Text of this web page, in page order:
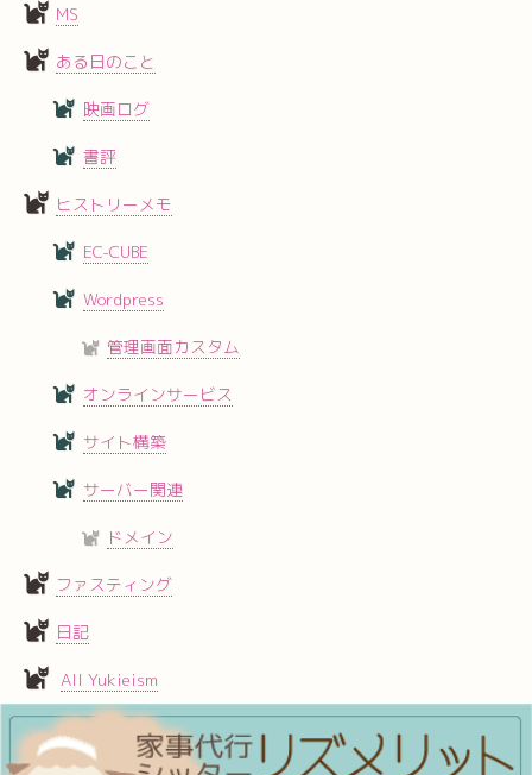
MS
ある日のこと
映画ログ
書評
ヒストリーメモ
EC-CUBE
Wordpress
管理画面カスタム
オンラインサービス
サイト構築
サーバー関連
ドメイン
ファスティング
日記
All Yukieism